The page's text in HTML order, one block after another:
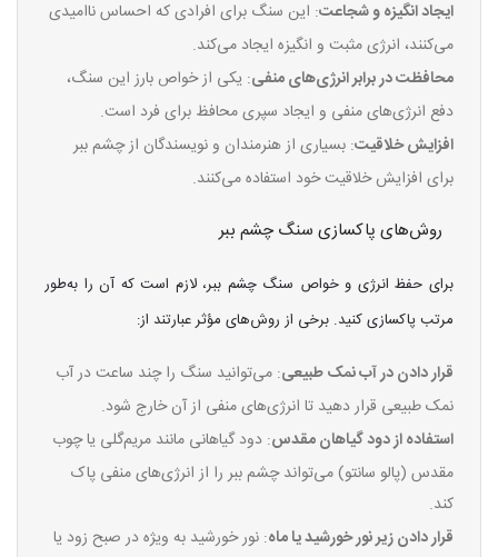
ایجاد انگیزه و شجاعت: این سنگ برای افرادی که احساس ناامیدی
می‌کنند، انرژی مثبت و انگیزه ایجاد می‌کند.
محافظت در برابر انرژی‌های منفی: یکی از خواص بارز این سنگ،
دفع انرژی‌های منفی و ایجاد سپری محافظ برای فرد است.
افزایش خلاقیت: بسیاری از هنرمندان و نویسندگان از چشم ببر
برای افزایش خلاقیت خود استفاده می‌کنند.
روش‌های پاکسازی سنگ چشم ببر
برای حفظ انرژی و خواص سنگ چشم ببر، لازم است که آن را به‌طور
مرتب پاکسازی کنید. برخی از روش‌های مؤثر عبارتند از:
قرار دادن در آب نمک طبیعی: می‌توانید سنگ را چند ساعت در آب
نمک طبیعی قرار دهید تا انرژی‌های منفی از آن خارج شود.
استفاده از دود گیاهان مقدس: دود گیاهانی مانند مریم‌گلی یا چوب
مقدس (پالو سانتو) می‌تواند چشم ببر را از انرژی‌های منفی پاک
کند.
قرار دادن زیر نور خورشید یا ماه: نور خورشید به ویژه در صبح زود یا